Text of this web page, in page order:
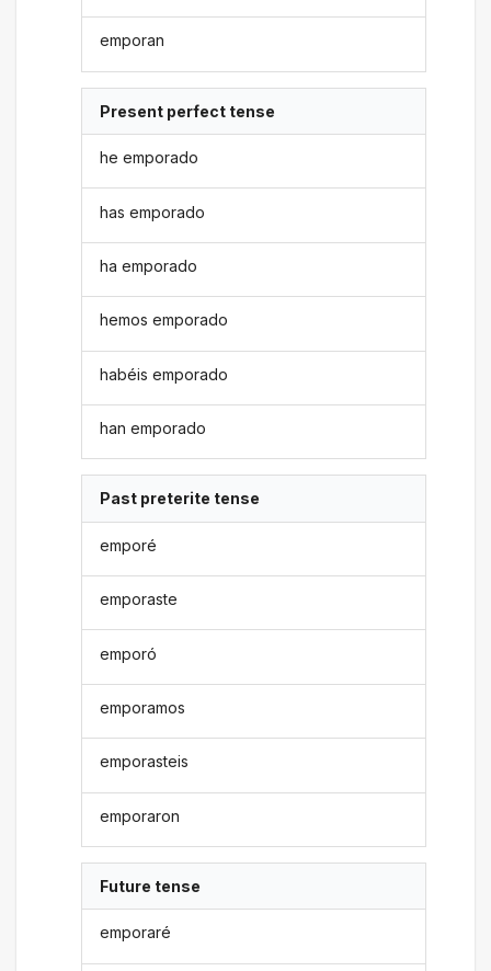
emporan
Present perfect tense
he emporado
has emporado
ha emporado
hemos emporado
habéis emporado
han emporado
Past preterite tense
emporé
emporaste
emporó
emporamos
emporasteis
emporaron
Future tense
emporaré